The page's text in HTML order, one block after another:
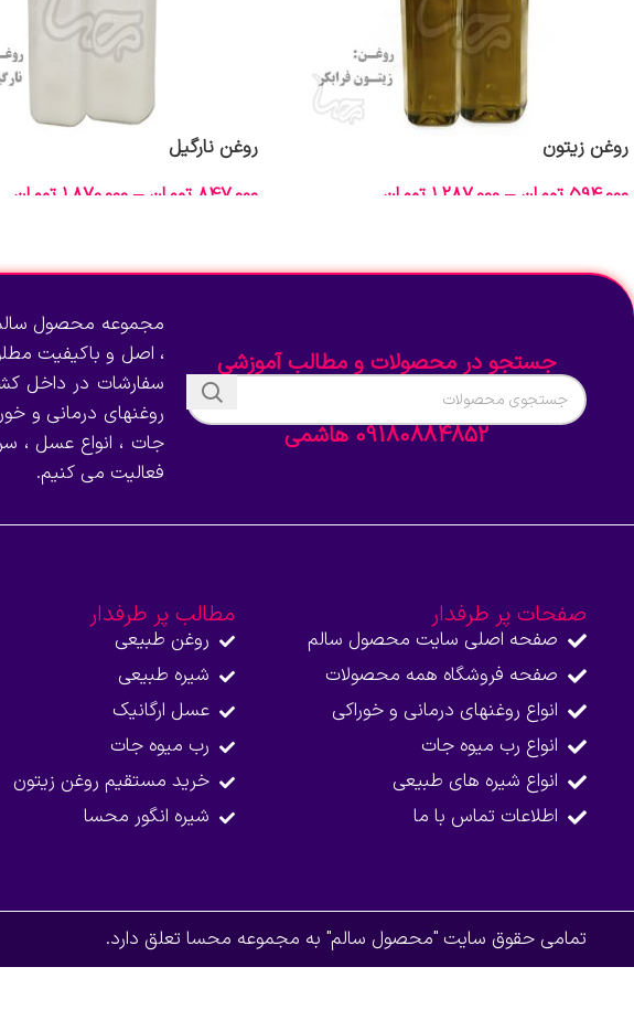
روغن زیتون
594,000 تومان –
1,287,000 تومان
روغن نارگیل
847,000 تومان –
1,870,000 تومان
جستجو در محصولات و مطالب آموزشی
09180884852 هاشمی
مجموعه محصول سالم
، اصل و باکیفیت
سفارشات در داخل
روغنهای درمانی و
جات ، انواع عسل ،
فعالیت می کنیم.
صفحات پر طرفدار
صفحه اصلی سایت محصول سالم
صفحه فروشگاه همه محصولات​
انواع روغنهای درمانی و خوراکی
انواع رب میوه جات
انواع شیره های طبیعی
اطلاعات تماس با ما​
مطالب پر طرفدار
روغن طبیعی
شیره طبیعی
عسل ارگانیک
رب میوه جات
خرید مستقیم روغن زیتون
شیره انگور محسا
تمامی حقوق سایت "محصول سالم" به مجموعه محسا تعلق دارد.